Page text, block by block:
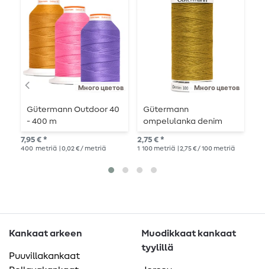
Много цветов
Gütermann Outdoor 40
- 400 m
7,95 € *
400 metriä | 0,02 € / metriä
Много цветов
Gütermann
ompelulanka denim
100m
2,75 € *
1 100 metriä | 2,75 € / 100 metriä
Kankaat arkeen
Puuvillakankaat
Muodikkaat kankaat
tyylillä